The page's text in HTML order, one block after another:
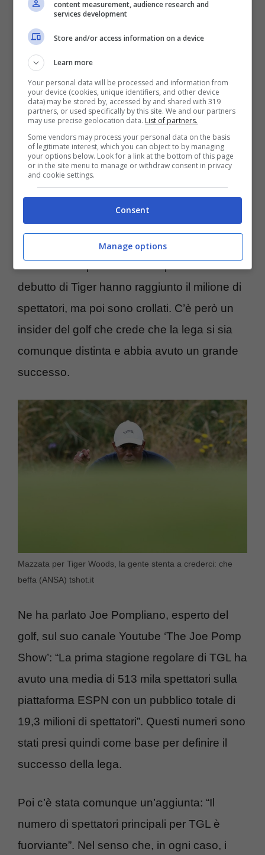
dell’anno scorso (quarti di finale Georgia-
OSU NIT, 1.029M. Ieri sera ha raggiunto il
picco di 681K alla fine della partita. Delle 12
finale si è classificata al 5° posto per
audience”.
Tiger Woods, delusione
TGL per gli ascolti
La TGL ha avuto dei buoni numeri a inizio
anno, Tiger Woods e Rory McIlroy
debutto di Tiger hanno raggiunto il milione di
spettatori, ma poi sono crollati. C’è però un
insider del golf che crede che la lega si sia
comunque distinta e abbia avuto un grande
successo.
Mazzata per Tiger Woods, la gente stenta a crederci: che
beffa (ANSA) tshot.it
Ne ha parlato Joe Pompliano, esperto del
golf, sul suo canale Youtube ‘The Joe Pomp
Show’: “La prima stagione regolare di TGL ha
avuto una media di 513 mila spettatori sulla
piattaforma ESPN con un pubblico totale di
19,3 milioni di spettatori”. Questi numeri sono
stati presi quindi come base per definire il
successo della lega.
Poi c’è stata comunque un’aggiunta: “Il
numero di spettatori principali per TGL è
fuorviante”. Nel senso che, in ogni caso, i
content measurement, audience research and
services development
Store and/or access information on a device
Learn more
Your personal data will be processed and information from
your device (cookies, unique identifiers, and other device
data) may be stored by, accessed by and shared with 319
partners, or used specifically by this site. We and our partners
may use precise geolocation data. List of partners.
Some vendors may process your personal data on the basis
of legitimate interest, which you can object to by managing
your options below. Look for a link at the bottom of this page
or in the site menu to manage or withdraw consent in privacy
and cookie settings.
Consent
Manage options